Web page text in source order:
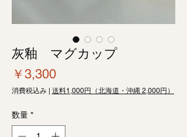
灰釉 マグカップ
￥3,300価
格
消費税込み 送料1,000円（北海道・沖縄 2,000円）
数量 *